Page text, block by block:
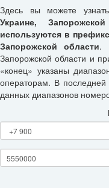
Здесь вы можете
Украине,
используются в
Запорожской области.
Запорожской области и
«конец» указаны
операторам. В
данных диапазонов